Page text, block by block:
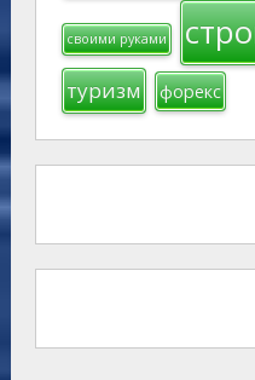
своими руками
туризм форекс